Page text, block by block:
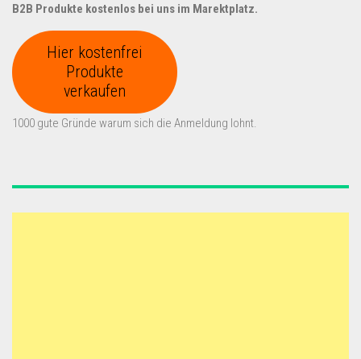
B2B Produkte kostenlos bei uns im Marektplatz.
Hier kostenfrei
Produkte
verkaufen
1000 gute Gründe warum sich die Anmeldung lohnt.